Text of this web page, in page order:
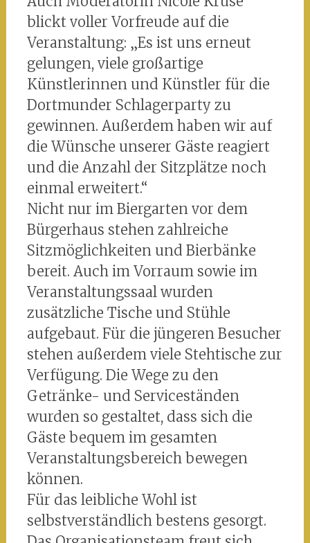
blickt voller Vorfreude auf die
Veranstaltung: „Es ist uns erneut
gelungen, viele großartige
Künstlerinnen und Künstler für die
Dortmunder Schlagerparty zu
gewinnen. Außerdem haben wir auf
die Wünsche unserer Gäste reagiert
und die Anzahl der Sitzplätze noch
einmal erweitert.“
Nicht nur im Biergarten vor dem
Bürgerhaus stehen zahlreiche
Sitzmöglichkeiten und Bierbänke
bereit. Auch im Vorraum sowie im
Veranstaltungssaal wurden
zusätzliche Tische und Stühle
aufgebaut. Für die jüngeren Besucher
stehen außerdem viele Stehtische zur
Verfügung. Die Wege zu den
Getränke- und Serviceständen
wurden so gestaltet, dass sich die
Gäste bequem im gesamten
Veranstaltungsbereich bewegen
können.
Für das leibliche Wohl ist
selbstverständlich bestens gesorgt.